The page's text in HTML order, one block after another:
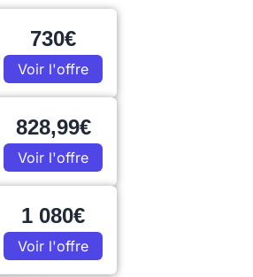
730€
Voir l'offre
828,99€
Voir l'offre
1 080€
Voir l'offre